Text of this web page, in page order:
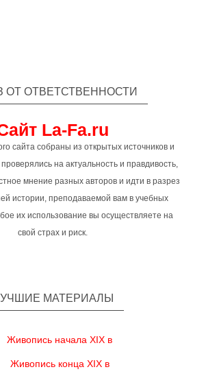
ОТ ОТВЕТСТВЕННОСТИ
La-Fa.ru
сайта собраны из открытых источников и
на актуальность и правдивость,
мнение разных авторов и идти в разрез
истории, преподаваемой вам в учебных
их использование вы осуществляете на
свой страх и риск.
МАТЕРИАЛЫ
Живопись начала XIX в
Живопись конца XIX в